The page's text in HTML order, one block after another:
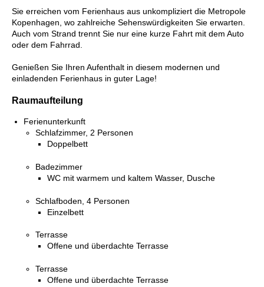
Sie erreichen vom Ferienhaus aus unkompliziert die Metropole
Kopenhagen, wo zahlreiche Sehenswürdigkeiten Sie erwarten.
Auch vom Strand trennt Sie nur eine kurze Fahrt mit dem Auto
oder dem Fahrrad.
Genießen Sie Ihren Aufenthalt in diesem modernen und
einladenden Ferienhaus in guter Lage!
Raumaufteilung
Ferienunterkunft
Schlafzimmer, 2 Personen
Doppelbett
Badezimmer
WC mit warmem und kaltem Wasser, Dusche
Schlafboden, 4 Personen
Einzelbett
Terrasse
Offene und überdachte Terrasse
Terrasse
Offene und überdachte Terrasse